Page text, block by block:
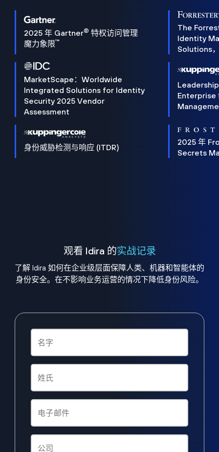
2025 年 Gartner® 特权访问管理
魔力象限™
The
Identity
Solutions
MarketScape：Worldwide
Integrated Solutions for Identity
Security 2025 Vendor
Assessment
Enterprise
身份威胁检测与响应 (ITDR)
2025 年
Secrets
观看 Idira 的实战记录
了解 Idira 如何在企业级层面保障人类、机器和智能体的
身份安全。在不影响业务运营的情况下降低身份风险。